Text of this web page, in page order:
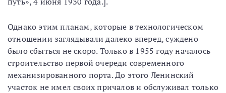
Однако этим планам, которые в технологическом
отношении заглядывали далеко вперед, суждено
было сбыться не скоро. Только в 1955 году началось
строительство первой очереди современного
механизированного порта. До этого Ленинский
участок не имел своих причалов и обслуживал только